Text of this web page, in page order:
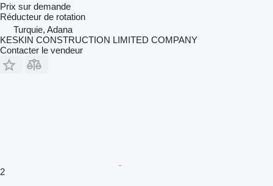
Prix sur demande
Réducteur de rotation
Turquie, Adana
KESKIN CONSTRUCTION LIMITED COMPANY
Contacter le vendeur
2